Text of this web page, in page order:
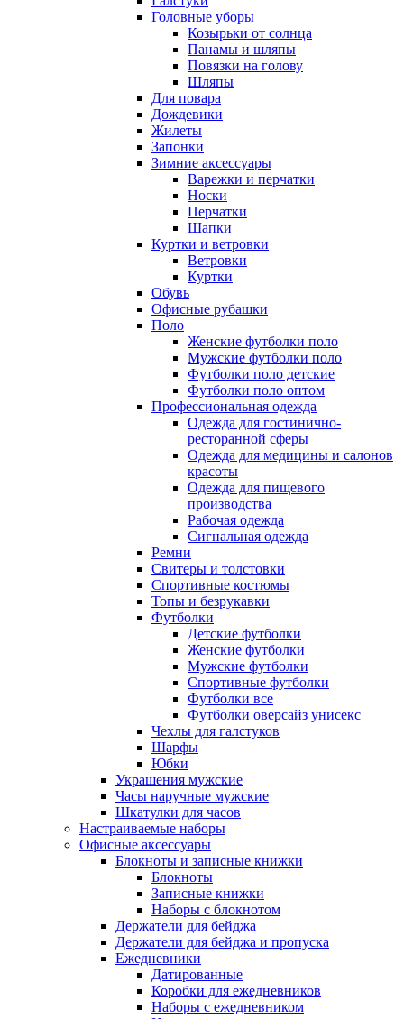
Головные уборы
Козырьки от солнца
Панамы и шляпы
Повязки на голову
Шляпы
Для повара
Дождевики
Жилеты
Запонки
Зимние аксессуары
Варежки и перчатки
Носки
Перчатки
Шапки
Куртки и ветровки
Ветровки
Куртки
Обувь
Офисные рубашки
Поло
Женские футболки поло
Мужские футболки поло
Футболки поло детские
Футболки поло оптом
Профессиональная одежда
Одежда для гостинично-
ресторанной сферы
Одежда для медицины и салонов
красоты
Одежда для пищевого
производства
Рабочая одежда
Сигнальная одежда
Ремни
Свитеры и толстовки
Спортивные костюмы
Топы и безрукавки
Футболки
Детские футболки
Женские футболки
Мужские футболки
Спортивные футболки
Футболки все
Футболки оверсайз унисекс
Чехлы для галстуков
Шарфы
Юбки
Украшения мужские
Часы наручные мужские
Шкатулки для часов
Настраиваемые наборы
Офисные аксессуары
Блокноты и записные книжки
Блокноты
Записные книжки
Наборы с блокнотом
Держатели для бейджа
Держатели для бейджа и пропуска
Ежедневники
Датированные
Коробки для ежедневников
Наборы с ежедневником